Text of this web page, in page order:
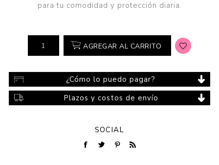
para tu comodidad y protección diaria.
AGREGAR AL CARRITO
¿Cómo lo puedo pagar?
Plazos y costos de envío
SOCIAL